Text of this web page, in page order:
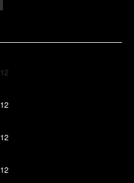
12
12
12
12